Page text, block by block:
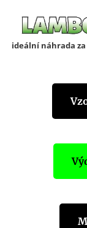
ideální náhrada